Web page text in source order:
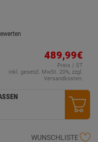
489,99€
Preis / ST
inkl. gesetzl. MwSt. 20%, zzgl.
Versandkosten.
WUNSCHLISTE